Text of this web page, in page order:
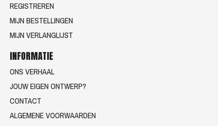
REGISTREREN
MIJN BESTELLINGEN
MIJN VERLANGLIJST
INFORMATIE
ONS VERHAAL
JOUW EIGEN ONTWERP?
CONTACT
ALGEMENE VOORWAARDEN